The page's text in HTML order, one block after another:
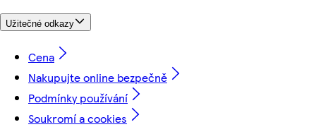
Užitečné odkazy
Cena
Nakupujte online bezpečně
Podmínky používání
Soukromí a cookies